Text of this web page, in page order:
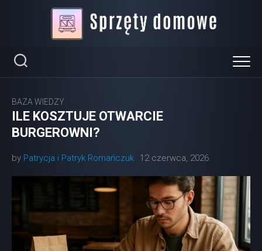
BAZA WIEDZY
ILE KOSZTUJE OTWARCIE
BURGEROWNI?
by Patrycja i Patryk Romańczuk 12 czerwca, 2026